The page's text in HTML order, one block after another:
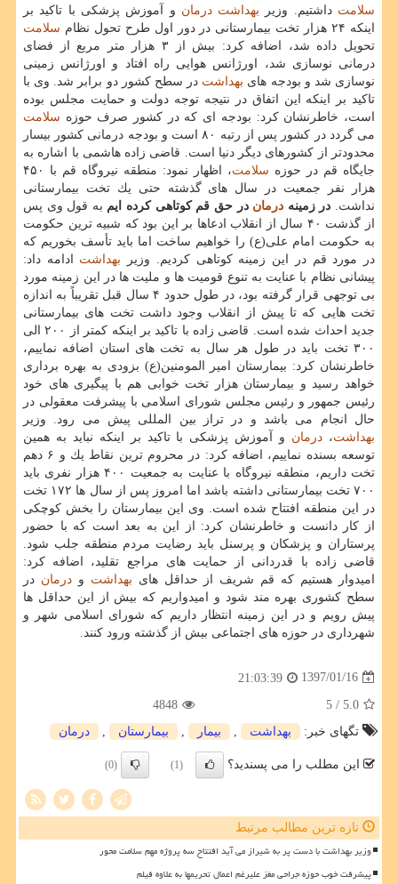
سلامت داشتیم. وزیر بهداشت درمان و آموزش پزشكی با تاكید بر
اینكه ۲۴ هزار تخت بیمارستانی در دور اول طرح تحول نظام
سلامت
تحویل داده شد، اضافه كرد: بیش از ۳ هزار متر مربع از فضای
درمانی نوسازی شد، اورژانس هوایی راه افتاد و اورژانس زمینی
نوسازی شد و بودجه های بهداشت در سطح كشور دو برابر شد. وی با
تاكید بر اینكه این اتفاق در نتیجه توجه دولت و حمایت مجلس بوده
است، خاطرنشان كرد: بودجه ای كه در كشور صرف حوزه سلامت
می گردد در كشور پس از رتبه ۸۰ است و بودجه درمانی كشور بیسار
محدودتر از كشورهای دیگر دنیا است. قاضی زاده هاشمی با اشاره به
جایگاه قم در حوزه سلامت
، اظهار نمود: منطقه نیروگاه قم با ۴۵۰
هزار نفر جمعیت در سال های گذشته حتی یك تخت بیمارستانی
نداشت. در زمینه درمان در حق قم كوتاهی كرده ایم به قول وی پس
از گذشت ۴۰ سال از انقلاب ادعاها بر این بود كه شبیه ترین حكومت
به حكومت امام علی(ع) را خواهیم ساخت اما باید تأسف بخوریم كه
در مورد قم در این زمینه كوتاهی كردیم. وزیر بهداشت ادامه داد:
پیشانی نظام با عنایت به تنوع قومیت ها و ملیت ها در این زمینه مورد
بی توجهی قرار گرفته بود، در طول حدود ۴ سال قبل تقریباً به اندازه
تخت هایی كه تا پیش از انقلاب وجود داشت تخت های بیمارستانی
جدید احداث شده است. قاضی زاده با تاكید بر اینكه كمتر از ۲۰۰ الی
۳۰۰ تخت باید در طول هر سال به تخت های استان اضافه نماییم،
خاطرنشان كرد: بیمارستان امیر المومنین(ع) بزودی به بهره برداری
خواهد رسید و بیمارستان هزار تخت خوابی هم با پیگیری های خود
رئیس جمهور و رئیس مجلس شورای اسلامی با پیشرفت معقولی در
حال انجام می باشد و در تراز بین المللی پیش می رود. وزیر
بهداشت، درمان و آموزش پزشكی با تاكید بر اینكه نباید به همین
توسعه بسنده نماییم، اضافه كرد: در محروم ترین نقاط یك و ۶ دهم
تخت داریم، منطقه نیروگاه با عنایت به جمعیت ۴۰۰ هزار نفری باید
۷۰۰ تخت بیمارستانی داشته باشد اما امروز پس از سال ها ۱۷۲ تخت
در این منطقه افتتاح شده است. وی این بیمارستان را بخش كوچكی
از كار دانست و خاطرنشان كرد: از این به بعد است كه با حضور
پرستاران و پزشكان و پرسنل باید رضایت مردم منطقه جلب شود.
قاضی زاده با قدردانی از حمایت های مراجع تقلید، اضافه كرد:
امیدوار هستیم كه قم شریف از حداقل های بهداشت ودرمان در
سطح كشوری بهره مند شود و امیدواریم كه بیش از این حداقل ها
پیش رویم و در این زمینه انتظار داریم كه شورای اسلامی شهر و
شهرداری در حوزه های اجتماعی بیش از گذشته ورود كنند.
1397/01/16
21:03:39
5.0
/ 5
4848
تگهای خبر:
بهداشت بیمار بیمارستان درمان
این مطلب را می پسندید؟ (1)
(0)
تازه ترین مطالب مرتبط
وزیر بهداشت با دست پر به شیراز می آید افتتاح سه پروژه مهم سلامت محور
پیشرفت خوب حوزه جراحی مغز علیرغم اعمال تحریمها به علاوه فیلم